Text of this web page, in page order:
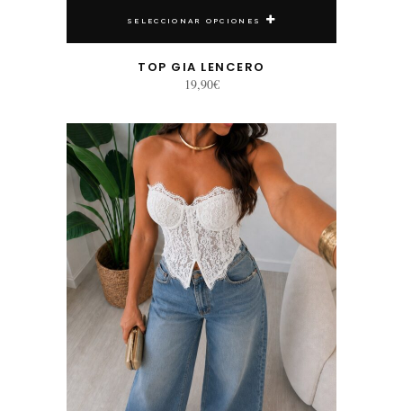
SELECCIONAR OPCIONES
TOP GIA LENCERO
19,90€
Este producto tiene múltiples variantes. Las opciones se pueden elegir en la página de producto